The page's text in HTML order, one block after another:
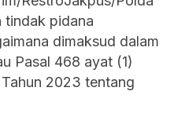
tindak pidana
dimaksud dalam
Pasal 468 ayat (1)
2023 tentang